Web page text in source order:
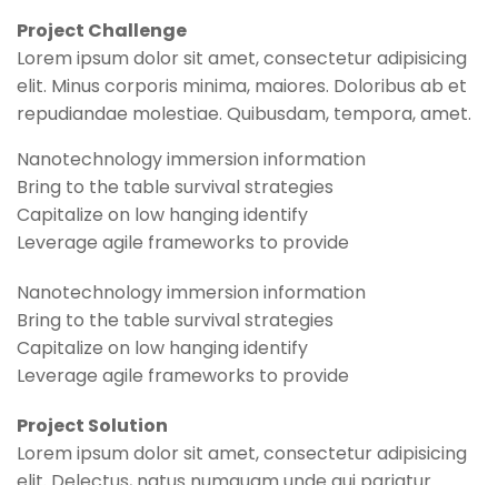
Project Challenge
Lorem ipsum dolor sit amet, consectetur adipisicing
elit. Minus corporis minima, maiores. Doloribus ab et
repudiandae molestiae. Quibusdam, tempora, amet.
Nanotechnology immersion information
Bring to the table survival strategies
Capitalize on low hanging identify
Leverage agile frameworks to provide
Nanotechnology immersion information
Bring to the table survival strategies
Capitalize on low hanging identify
Leverage agile frameworks to provide
Project Solution
Lorem ipsum dolor sit amet, consectetur adipisicing